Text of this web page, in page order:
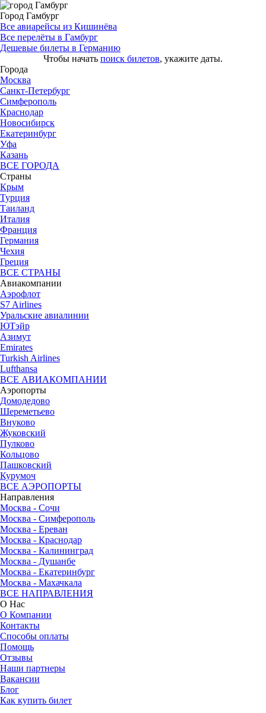
Город Гамбург
Все авиарейсы из Кишинёва
Все перелёты в Гамбург
Дешевые билеты в Германию
Чтобы начать поиск билетов, укажите даты.
Города
Москва
Санкт-Петербург
Симферополь
Краснодар
Новосибирск
Екатеринбург
Уфа
Казань
ВСЕ ГОРОДА
Страны
Крым
Турция
Таиланд
Италия
Франция
Германия
Чехия
Греция
ВСЕ СТРАНЫ
Авиакомпании
Аэрофлот
S7 Airlines
Уральские авиалинии
ЮТэйр
Азимут
Emirates
Turkish Airlines
Lufthansa
ВСЕ АВИАКОМПАНИИ
Аэропорты
Домодедово
Шереметьево
Внуково
Жуковский
Пулково
Кольцово
Пашковский
Курумоч
ВСЕ АЭРОПОРТЫ
Направления
Москва - Сочи
Москва - Симферополь
Москва - Ереван
Москва - Краснодар
Москва - Калининград
Москва - Душанбе
Москва - Екатеринбург
Москва - Махачкала
ВСЕ НАПРАВЛЕНИЯ
О Нас
О Компании
Контакты
Способы оплаты
Помощь
Отзывы
Наши партнеры
Вакансии
Блог
Как купить билет